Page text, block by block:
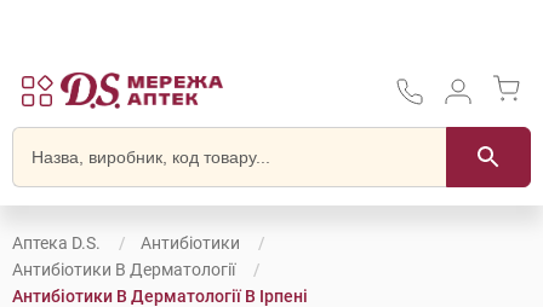
Аптека D.S.
Антибіотики
Антибіотики В Дерматології
Антибіотики В Дерматології В Ірпені